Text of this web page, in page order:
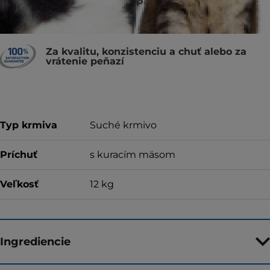
VETERINÁRMI ODPORÚČANÉ
Za kvalitu, konzistenciu a chuť alebo za
vrátenie peňazí
Typ krmiva Suché krmivo
Príchuť s kuracím mäsom
Veľkosť 12 kg
Ingrediencie